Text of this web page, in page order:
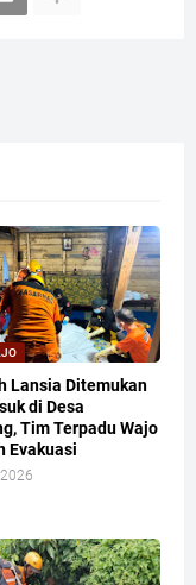
Lansia Ditemukan
di Desa
Tim Terpadu Wajo
Evakuasi